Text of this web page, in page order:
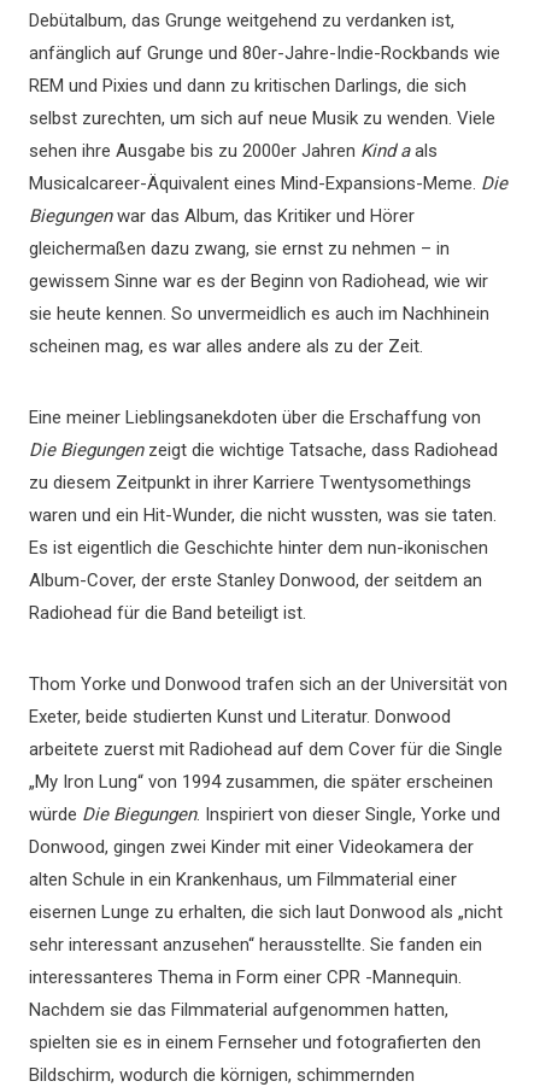
Debütalbum, das Grunge weitgehend zu verdanken ist,
anfänglich auf Grunge und 80er-Jahre-Indie-Rockbands wie
REM und Pixies und dann zu kritischen Darlings, die sich
selbst zurechten, um sich auf neue Musik zu wenden. Viele
sehen ihre Ausgabe bis zu 2000er Jahren Kind aals
Musicalcareer-Äquivalent eines Mind-Expansions-Meme. Die
Biegungenwar das Album, das Kritiker und Hörer
gleichermaßen dazu zwang, sie ernst zu nehmen – in
gewissem Sinne war es der Beginn von Radiohead, wie wir
sie heute kennen. So unvermeidlich es auch im Nachhinein
scheinen mag, es war alles andere als zu der Zeit.
Eine meiner Lieblingsanekdoten über die Erschaffung von
Die Biegungenzeigt die wichtige Tatsache, dass Radiohead
zu diesem Zeitpunkt in ihrer Karriere Twentysomethings
waren und ein Hit-Wunder, die nicht wussten, was sie taten.
Es ist eigentlich die Geschichte hinter dem nun-ikonischen
Album-Cover, der erste Stanley Donwood, der seitdem an
Radiohead für die Band beteiligt ist.
Thom Yorke und Donwood trafen sich an der Universität von
Exeter, beide studierten Kunst und Literatur. Donwood
arbeitete zuerst mit Radiohead auf dem Cover für die Single
„My Iron Lung“ von 1994 zusammen, die später erscheinen
würde Die Biegungen. Inspiriert von dieser Single, Yorke und
Donwood, gingen zwei Kinder mit einer Videokamera der
alten Schule in ein Krankenhaus, um Filmmaterial einer
eisernen Lunge zu erhalten, die sich laut Donwood als „nicht
sehr interessant anzusehen“ herausstellte. Sie fanden ein
interessanteres Thema in Form einer CPR -Mannequin.
Nachdem sie das Filmmaterial aufgenommen hatten,
spielten sie es in einem Fernseher und fotografierten den
Bildschirm, wodurch die körnigen, schimmernden